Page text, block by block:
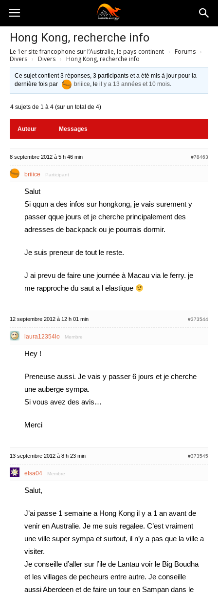
Australia-
australie.com
Hong Kong, recherche info
Le 1er site francophone sur l’Australie, le pays-continent › Forums ›
Divers › Divers › Hong Kong, recherche info
Ce sujet contient 3 réponses, 3 participants et a été mis à jour pour la
dernière fois par
briiice, leil y a 13 années et 10 mois.
4 sujets de 1 à 4 (sur un total de 4)
Auteur Messages
8 septembre 2012 à 5 h 46 min #78463
briiice Participant
Salut
Si qqun a des infos sur hongkong, je vais surement y
passer qque jours et je cherche principalement des
adresses de backpack ou je pourrais dormir.
Je suis preneur de tout le reste.
J ai prevu de faire une journée à Macau via le ferry. je
me rapproche du saut a l elastique
12 septembre 2012 à 12 h 01 min #373544
laura12354lo Membre
Hey !
Preneuse aussi. Je vais y passer 6 jours et je cherche
une auberge sympa.
Si vous avez des avis…
Merci
13 septembre 2012 à 8 h 23 min #373545
elsa04 Membre
Salut,
J’ai passe 1 semaine a Hong Kong il y a 1 an avant de
venir en Australie. Je me suis regalee. C’est vraiment
une ville super sympa et surtout, il n’y a pas que la ville a
visiter.
Je conseille d’aller sur l’ile de Lantau voir le Big Boudha
et les villages de pecheurs entre autre. Je conseille
aussi Aberdeen et de faire un tour en Sampan dans le